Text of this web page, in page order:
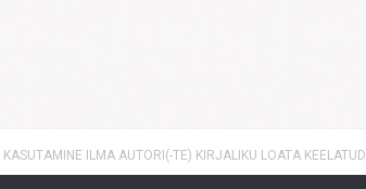
ILMA AUTORI(-TE) KIRJALIKU LOATA KEELATUD